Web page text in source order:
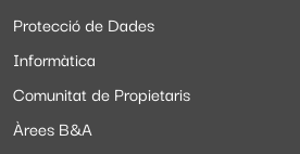
Protecció de Dades
Informàtica
Comunitat de Propietaris
Àrees B&A